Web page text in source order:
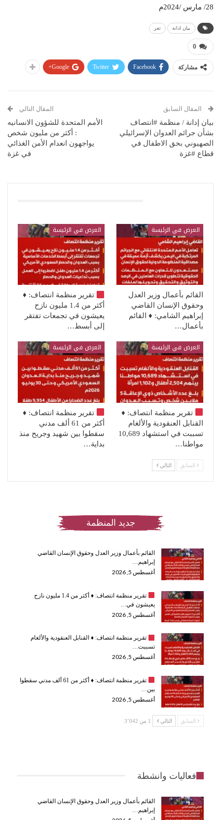
28/ مارس /2024م
بيان ادانة تعز
0
مشاركة Facebook
Twitter
Google+
المقال السابق
بيان إدانة / منظمة #انتصاف
بشأن جرائم العدوان الإسرائيلي
الصهيوني بحق الاطفال في
قطاع #غزة
المقال التالي
الأمم المتحدة للشؤون الانسانيه
: أكثر من مليون شخص
يواجهون انعدام الأمن الغذائي
في غزة
العرض في الرئيسة
القائم بأعمال وزير العدل
وحقوق الإنسان القاضي
إبراهيم الشامي: ♦️ القائم
بأعمال…
العرض في الرئيسة
تقرير منظمة انتصاف: ♦️
أكثر من 1.4 مليون نازح
يعيشون في تجمعات تفتقر
إلى أبسط…
العرض في الرئيسة
تقرير منظمة انتصاف: ♦️
القنابل العنقودية والألغام
تسببت في استشهاد 10,689
مواطنا…
العرض في الرئيسة
تقرير منظمة انتصاف: ♦️
أكثر من 61 ألف مدني
سقطوا بين شهيد وجريح منذ
بداية…
السابق التالي
جديد المنظمة
القائم بأعمال وزير العدل وحقوق الإنسان القاضي
إبراهيم…
أغسطس 5, 2026
تقرير منظمة انتصاف: ♦️
أكثر من 1.4 مليون نازح
يعيشون في…
أغسطس 5, 2026
تقرير منظمة انتصاف: ♦️القنابل العنقودية والألغام
تسببت…
أغسطس 5, 2026
تقرير منظمة انتصاف: ♦️
أكثر من 61 ألف مدني سقطوا
بين…
أغسطس 5, 2026
السابق التالي 1 من 3٬042
فعاليات وانشطة
القائم بأعمال وزير العدل وحقوق الإنسان القاضي
إبراهيم…